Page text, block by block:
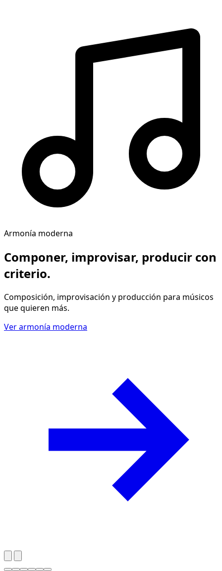
Armonía moderna
Componer, improvisar, producir con
criterio.
Composición, improvisación y producción para músicos
que quieren más.
Ver armonía moderna